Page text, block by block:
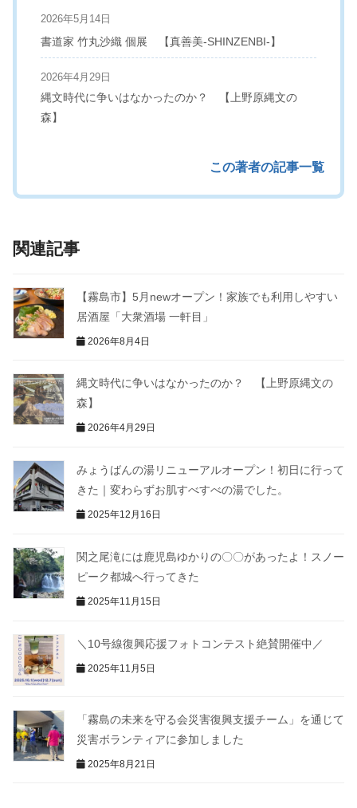
2026年5月14日
書道家 竹丸沙織 個展 【真善美-SHINZENBI-】
2026年4月29日
縄文時代に争いはなかったのか？ 【上野原縄文の
森】
この著者の記事一覧
関連記事
【霧島市】5月newオープン！家族でも利用しやすい
居酒屋「大衆酒場 一軒目」
2026年8月4日
縄文時代に争いはなかったのか？ 【上野原縄文の
森】
2026年4月29日
みょうばんの湯リニューアルオープン！初日に行って
きた｜変わらずお肌すべすべの湯でした。
2025年12月16日
関之尾滝には鹿児島ゆかりの〇〇があったよ！スノー
ピーク都城へ行ってきた
2025年11月15日
＼10号線復興応援フォトコンテスト絶賛開催中／
2025年11月5日
「霧島の未来を守る会災害復興支援チーム」を通じて
災害ボランティアに参加しました
2025年8月21日